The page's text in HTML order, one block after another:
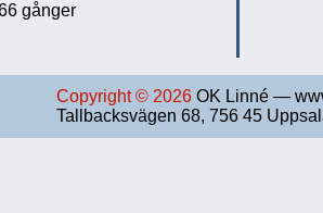
gånger
Copyright © 2026 OK Linné —
Tallbacksvägen 68, 756 45